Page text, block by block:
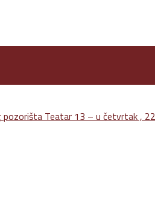
Teatar 13 – u četvrtak , 22